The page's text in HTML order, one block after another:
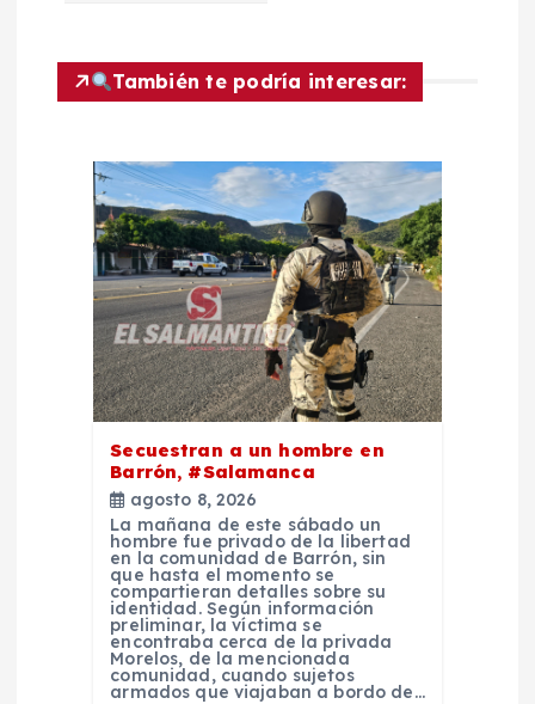
n
También te podría interesar:
Secuestran a un hombre en
Barrón, #Salamanca
agosto 8, 2026
La mañana de este sábado un
hombre fue privado de la libertad
en la comunidad de Barrón, sin
que hasta el momento se
compartieran detalles sobre su
identidad. Según información
preliminar, la víctima se
encontraba cerca de la privada
Morelos, de la mencionada
comunidad, cuando sujetos
armados que viajaban a bordo de…